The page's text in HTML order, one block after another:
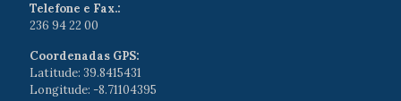
Telefone e Fax.:
236 94 22 00
Coordenadas GPS:
Latitude: 39.8415431
Longitude: -8.71104395